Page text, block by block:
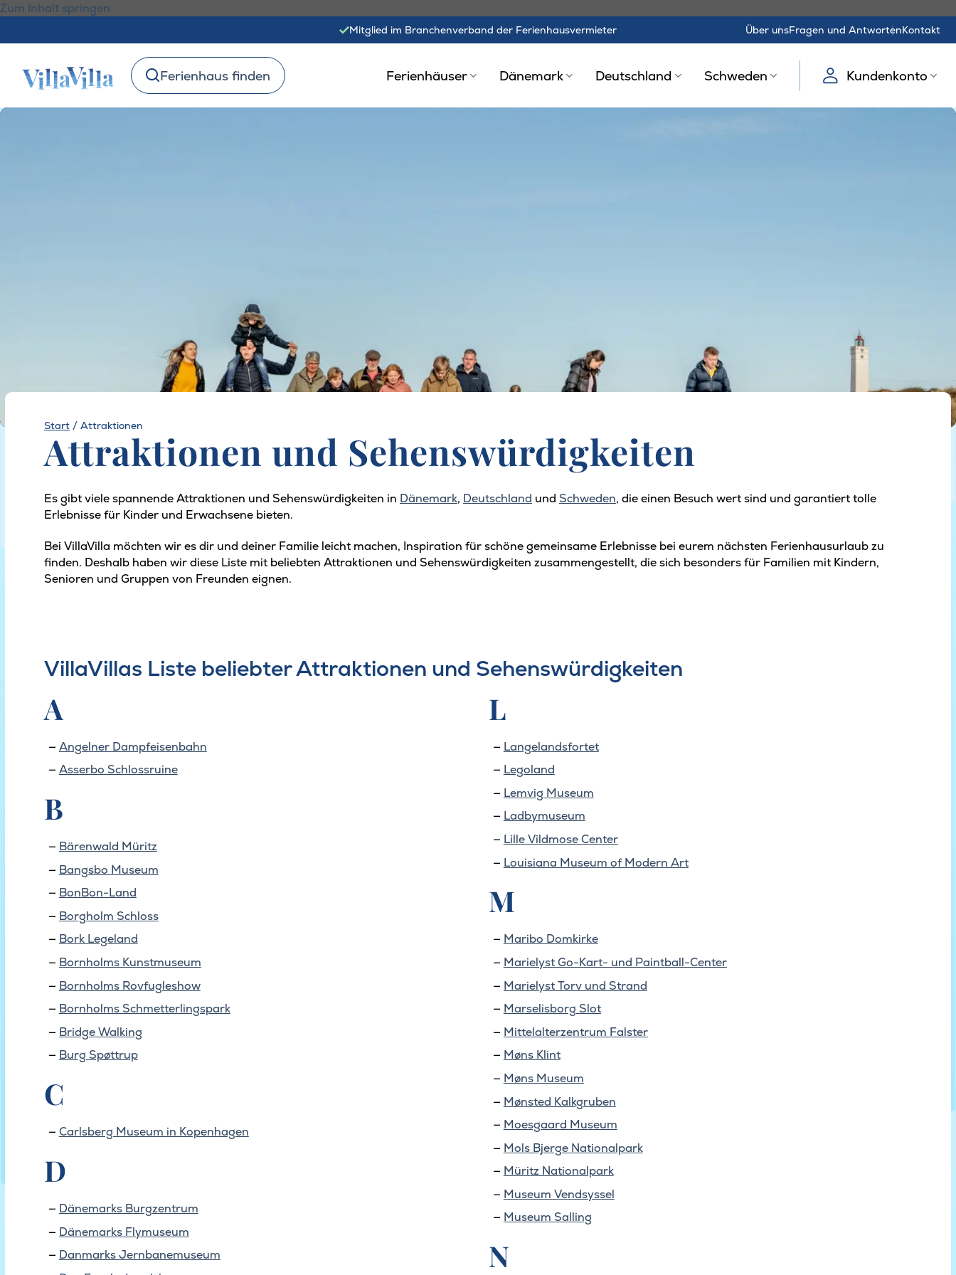
Zum Inhalt springen
Mitglied im Branchenverband der Ferienhausvermieter Über unsFragen und AntwortenKontakt
Ferienhaus finden Ferienhäuser Dänemark Deutschland Schweden Kundenkonto
Start / Attraktionen
Attraktionen und Sehenswürdigkeiten
Es gibt viele spannende Attraktionen und Sehenswürdigkeiten in Dänemark, Deutschland und Schweden, die einen Besuch wert sind und garantiert tolle
Erlebnisse für Kinder und Erwachsene bieten.
Bei VillaVilla möchten wir es dir und deiner Familie leicht machen, Inspiration für schöne gemeinsame Erlebnisse bei eurem nächsten Ferienhausurlaub zu
finden. Deshalb haben wir diese Liste mit beliebten Attraktionen und Sehenswürdigkeiten zusammengestellt, die sich besonders für Familien mit Kindern,
Senioren und Gruppen von Freunden eignen.
VillaVillas Liste beliebter Attraktionen und Sehenswürdigkeiten
A
Angelner Dampfeisenbahn
Asserbo Schlossruine
B
Bärenwald Müritz
Bangsbo Museum
BonBon-Land
Borgholm Schloss
Bork Legeland
Bornholms Kunstmuseum
Bornholms Rovfugleshow
Bornholms Schmetterlingspark
Bridge Walking
Burg Spøttrup
C
Carlsberg Museum in Kopenhagen
D
Dänemarks Burgzentrum
Dänemarks Flymuseum
Danmarks Jernbanemuseum
L
Langelandsfortet
Legoland
Lemvig Museum
Ladbymuseum
Lille Vildmose Center
Louisiana Museum of Modern Art
M
Maribo Domkirke
Marielyst Go-Kart- und Paintball-Center
Marielyst Torv und Strand
Marselisborg Slot
Mittelalterzentrum Falster
Møns Klint
Møns Museum
Mønsted Kalkgruben
Moesgaard Museum
Mols Bjerge Nationalpark
Müritz Nationalpark
Museum Vendsyssel
Museum Salling
N